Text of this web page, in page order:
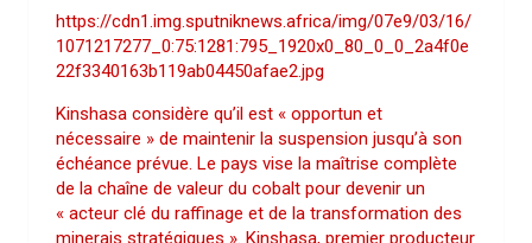
https://cdn1.img.sputniknews.africa/img/07e9/03/16/
1071217277_0:75:1281:795_1920x0_80_0_0_2a4f0e
22f3340163b119ab04450afae2.jpg
Kinshasa considère qu’il est « opportun et
nécessaire » de maintenir la suspension jusqu’à son
échéance prévue. Le pays vise la maîtrise complète
de la chaîne de valeur du cobalt pour devenir un
« acteur clé du raffinage et de la transformation des
minerais stratégiques ». Kinshasa, premier producteur